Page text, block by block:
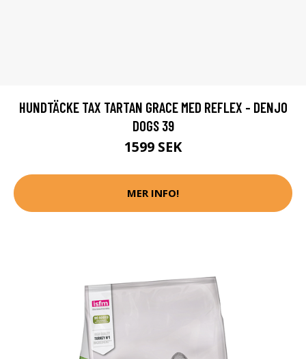
HUNDTÄCKE TAX TARTAN GRACE MED REFLEX - DENJO
DOGS 39
1599 SEK
MER INFO!